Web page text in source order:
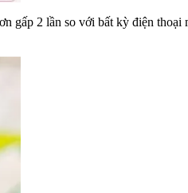
gấp 2 lần so với bất kỳ điện